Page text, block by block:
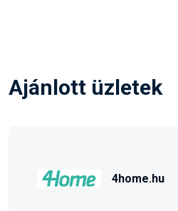
Ajánlott üzletek
4home.hu